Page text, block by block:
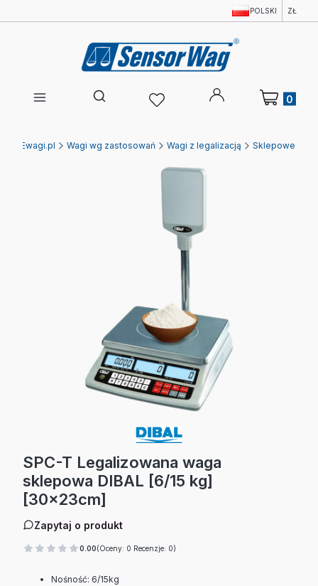
POLSKI ZŁ
Otwórz wyszukiwarkę
Produkty w
Ewagi.pl Wagi wg zastosowań Wagi z legalizacją Sklepowe
SPC-T Legalizowana waga
sklepowa DIBAL [6/15 kg]
[30x23cm]
Zapytaj o produkt
0.00(Oceny: 0 Recenzje: 0)
Nośność: 6/15kg